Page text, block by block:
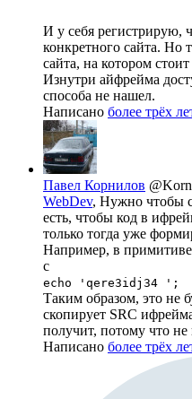
И у себя регистрирую,
конкретного сайта. Но
сайта, на котором
Изнутри айфрейма
способа не нашел.
Написано более трёх
Павел Корнилов
WebDev, Нужно чтобы
есть, чтобы код в
только тогда уже
Например, в
с
echo 'qere3idj34 ';
Таким образом, это не
скопирует SRC
получит, потому что не
Написано более трёх